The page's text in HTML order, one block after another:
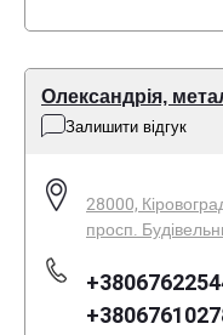
Олександрія,
Залишити відгук
28000,
просп.